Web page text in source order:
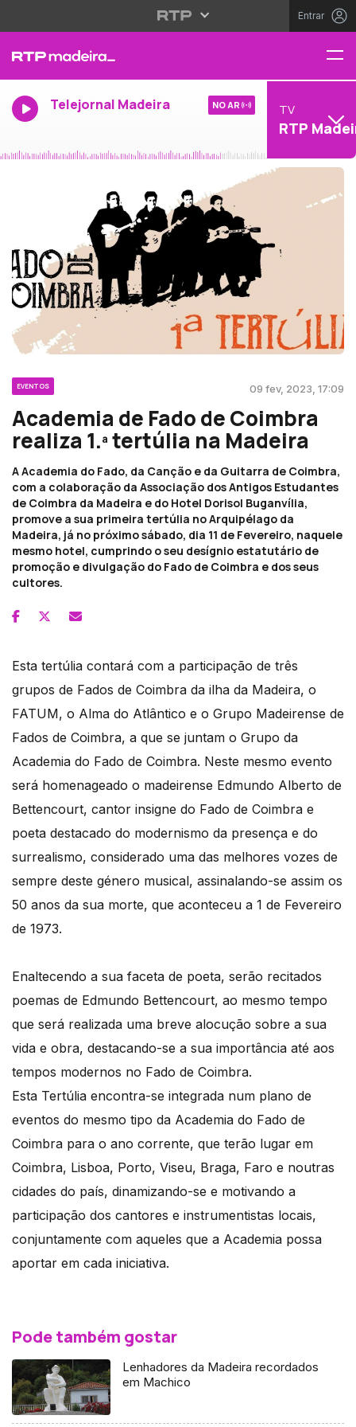
Entrar
Telejornal Madeira NO AR TV
RTP
EVENTOS 09 fev, 2023, 17:09
Academia de Fado de Coimbra
realiza 1.ª tertúlia na Madeira
A Academia do Fado, da Canção e da Guitarra de Coimbra,
com a colaboração da Associação dos Antigos Estudantes
de Coimbra da Madeira e do Hotel Dorisol Buganvília,
promove a sua primeira tertúlia no Arquipélago da
Madeira, já no próximo sábado, dia 11 de Fevereiro, naquele
mesmo hotel, cumprindo o seu desígnio estatutário de
promoção e divulgação do Fado de Coimbra e dos seus
cultores.
Esta tertúlia contará com a participação de três
grupos de Fados de Coimbra da ilha da Madeira, o
FATUM, o Alma do Atlântico e o Grupo Madeirense de
Fados de Coimbra, a que se juntam o Grupo da
Academia do Fado de Coimbra. Neste mesmo evento
será homenageado o madeirense Edmundo Alberto de
Bettencourt, cantor insigne do Fado de Coimbra e
poeta destacado do modernismo da presença e do
surrealismo, considerado uma das melhores vozes de
sempre deste género musical, assinalando-se assim os
50 anos da sua morte, que aconteceu a 1 de Fevereiro
de 1973.
Enaltecendo a sua faceta de poeta, serão recitados
poemas de Edmundo Bettencourt, ao mesmo tempo
que será realizada uma breve alocução sobre a sua
vida e obra, destacando-se a sua importância até aos
tempos modernos no Fado de Coimbra.
Esta Tertúlia encontra-se integrada num plano de
eventos do mesmo tipo da Academia do Fado de
Coimbra para o ano corrente, que terão lugar em
Coimbra, Lisboa, Porto, Viseu, Braga, Faro e noutras
cidades do país, dinamizando-se e motivando a
participação dos cantores e instrumentistas locais,
conjuntamente com aqueles que a Academia possa
aportar em cada iniciativa.
Pode também gostar
Lenhadores da Madeira recordados
em Machico